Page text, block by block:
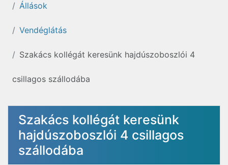
Állások
Vendéglátás
Szakács kollégát keresünk hajdúszoboszlói 4
csillagos szállodába
Szakács kollégát keresünk
hajdúszoboszlói 4 csillagos
szállodába